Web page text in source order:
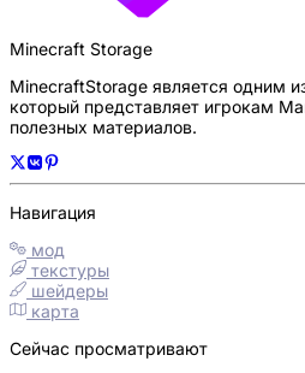
Minecraft Storage
MinecraftStorage является одним
который представляет игрокам
полезных материалов.
Навигация
мод
текстуры
шейдеры
карта
Сейчас просматривают